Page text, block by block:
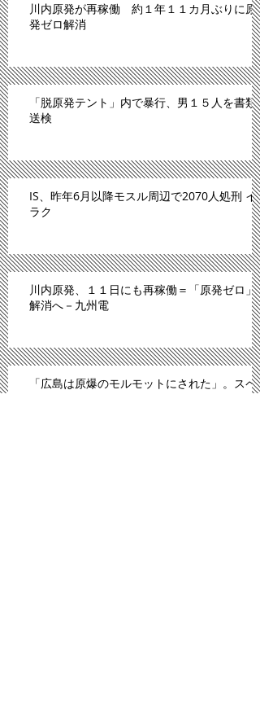
川内原発が再稼働 約１年１１カ月ぶりに原
発ゼロ解消
「脱原発テント」内で暴行、男１５人を書類
送検
IS、昨年6月以降モスル周辺で2070人処刑 イ
ラク
川内原発、１１日にも再稼働＝「原発ゼロ」
解消へ－九州電
「広島は原爆のモルモットにされた」。スペ